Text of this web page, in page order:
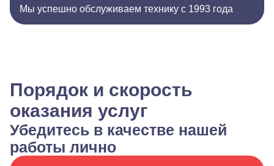
Мы успешно обслуживаем технику с 1993 года
Порядок и скорость
оказания услуг
Убедитесь в качестве нашей
работы лично